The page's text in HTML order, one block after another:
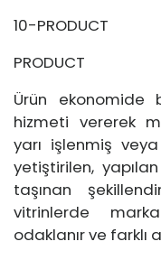
10-PRODUCT
PRODUCT
Ürün
hizmeti vererek
yarı işlenmiş
yetiştirilen,
taşınan
vitrinlerde
odaklanır ve farklı